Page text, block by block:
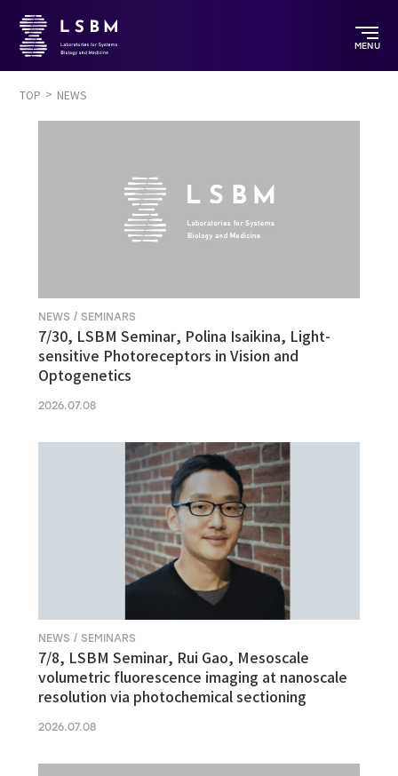
MENU
TOP NEWS
NEWS / SEMINARS
7/30, LSBM Seminar, Polina Isaikina, Light-
sensitive Photoreceptors in Vision and
Optogenetics
2026.07.08
NEWS / SEMINARS
7/8, LSBM Seminar, Rui Gao, Mesoscale
volumetric fluorescence imaging at nanoscale
resolution via photochemical sectioning
2026.07.08